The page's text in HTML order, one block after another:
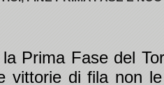
Prima Fase del
vittorie di fila non